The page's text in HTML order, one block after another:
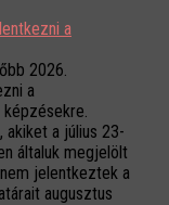
a
2026.
a
a július 23-
általuk megjelölt
jelentkeztek a
augusztus